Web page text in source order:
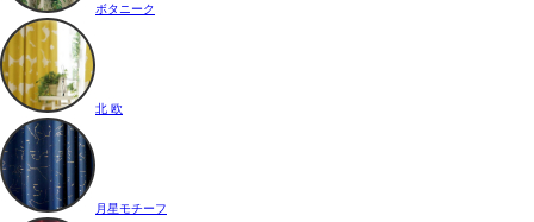
ボタニーク
北 欧
月星モチーフ